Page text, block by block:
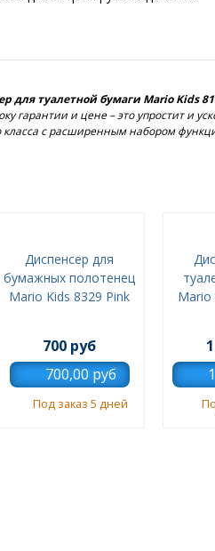
для туалетной бумаги Mario Kids
гарантии и цене – это упростит и
класса с расширенным набором
Диспенсер для
бумажных полотенец
Mario Kids 8329 Pink
700 руб
Под заказ 5 дней
Mario